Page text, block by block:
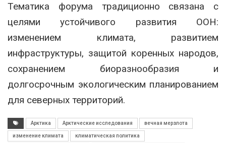
Тематика форума традиционно связана с
целями устойчивого развития ООН:
изменением климата, развитием
инфраструктуры, защитой коренных народов,
сохранением биоразнообразия и
долгосрочным экологическим планированием
для северных территорий.
Арктика Арктические исследования вечная мерзлота
изменение климата климатическая политика